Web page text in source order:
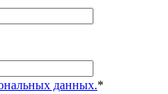
данных.*